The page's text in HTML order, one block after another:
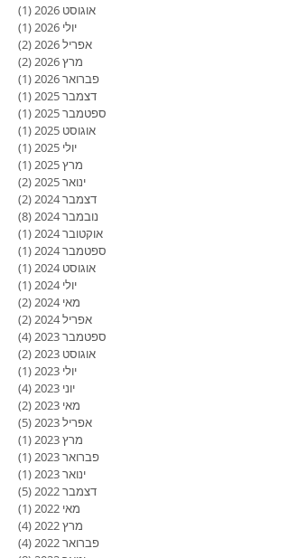
אוגוסט 2026 (1)
יולי 2026
(1)
אפריל 2026
(2)
מרץ 2026
(2)
פברואר 2026
(1)
דצמבר 2025
(1)
ספטמבר 2025
(1)
אוגוסט 2025
(1)
יולי 2025
(1)
מרץ 2025
(1)
ינואר 2025
(2)
דצמבר 2024
(2)
נובמבר 2024
(8)
אוקטובר 2024
(1)
ספטמבר 2024
(1)
אוגוסט 2024
(1)
יולי 2024
(1)
מאי 2024
(2)
אפריל 2024
(2)
ספטמבר 2023
(4)
אוגוסט 2023
(2)
יולי 2023
(1)
יוני 2023
(4)
מאי 2023
(2)
אפריל 2023
(5)
מרץ 2023
(1)
פברואר 2023
(1)
ינואר 2023
(1)
דצמבר 2022
(5)
מאי 2022
(1)
מרץ 2022
(4)
פברואר 2022
(4)